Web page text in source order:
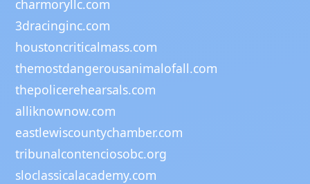
charmoryllc.com
3dracinginc.com
houstoncriticalmass.com
themostdangerousanimalofall.com
thepolicerehearsals.com
alliknownow.com
eastlewiscountychamber.com
tribunalcontenciosobc.org
sloclassicalacademy.com